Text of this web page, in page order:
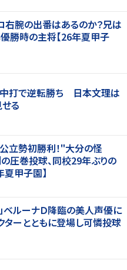
腕の出番はあるのか？兄は
勝時の主将【26年夏甲子
打で逆転勝ち 日本文理は
る
立勢初勝利！"大分の怪
圧巻投球、同校29年ぶりの
夏甲子園】
ベルーナＤ降臨の美人声優に
ーとともに登場し可憐投球